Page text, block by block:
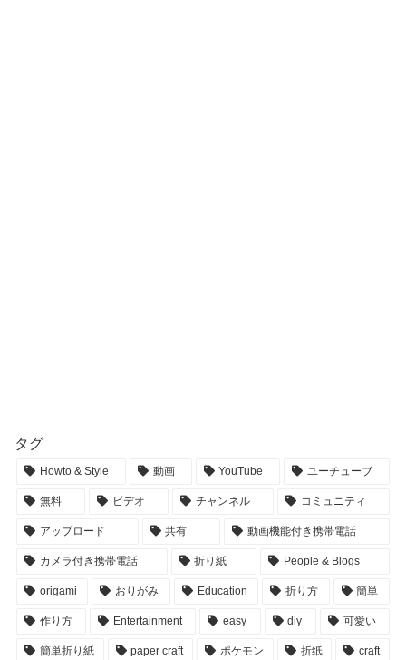
タグ
Howto & Style 動画 YouTube ユーチューブ
無料 ビデオ チャンネル コミュニティ
アップロード 共有 動画機能付き携帯電話
カメラ付き携帯電話 折り紙 People & Blogs
origami おりがみ Education 折り方 簡単
作り方 Entertainment easy diy 可愛い
簡単折り紙 paper craft ポケモン 折纸 craft